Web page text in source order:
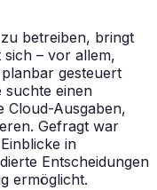
betreiben, bringt
– vor allem,
gesteuert
suchte einen
Cloud-Ausgaben,
Gefragt war
in
Entscheidungen
ermöglicht.